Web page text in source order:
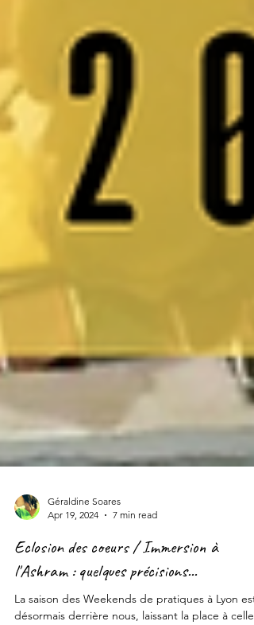
Apr 19, 2024
7 min read
Eclosion des coeurs / Immersion à
l'Ashram : quelques précisions...